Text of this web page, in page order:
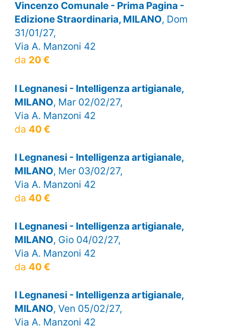
Vincenzo Comunale - Prima Pagina -
Edizione Straordinaria, MILANO, Dom
31/01/27,
Via A. Manzoni 42
da 20 €
I Legnanesi - Intelligenza artigianale,
MILANO, Mar 02/02/27,
Via A. Manzoni 42
da 40 €
I Legnanesi - Intelligenza artigianale,
MILANO, Mer 03/02/27,
Via A. Manzoni 42
da 40 €
I Legnanesi - Intelligenza artigianale,
MILANO, Gio 04/02/27,
Via A. Manzoni 42
da 40 €
I Legnanesi - Intelligenza artigianale,
MILANO, Ven 05/02/27,
Via A. Manzoni 42